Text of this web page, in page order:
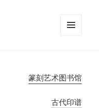
篆刻艺术图书馆
古代印谱